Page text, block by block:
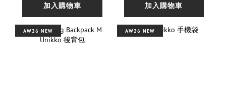
加入購物車 加入購物車
AW26 NEW AW26 NEW